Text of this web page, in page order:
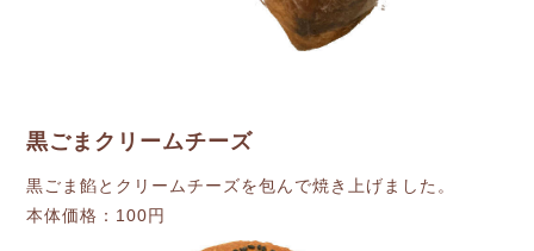
黒ごまクリームチーズ
黒ごま餡とクリームチーズを包んで焼き上げました。
本体価格：100円